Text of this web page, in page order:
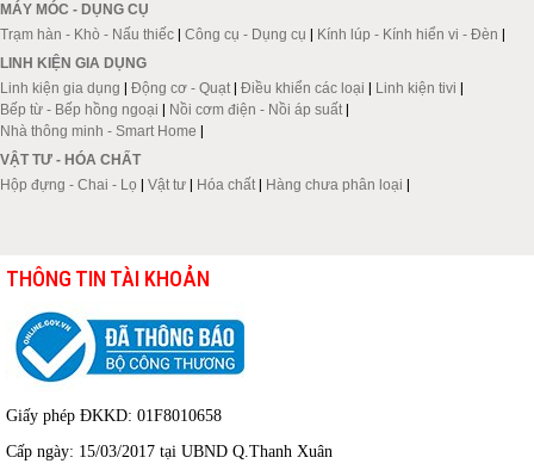
MÁY MÓC - DỤNG CỤ
Trạm hàn - Khò - Nấu thiếc | Công cụ - Dụng cụ | Kính lúp - Kính hiển vi - Đèn |
LINH KIỆN GIA DỤNG
Linh kiện gia dụng | Động cơ - Quạt | Điều khiển các loại | Linh kiện tivi |
Bếp từ - Bếp hồng ngoại | Nồi cơm điện - Nồi áp suất |
Nhà thông minh - Smart Home |
VẬT TƯ - HÓA CHẤT
Hộp đựng - Chai - Lọ | Vật tư | Hóa chất | Hàng chưa phân loại |
THÔNG TIN TÀI KHOẢN
Giấy phép ĐKKD: 01F8010658
Cấp ngày: 15/03/2017 tại UBND Q.Thanh Xuân